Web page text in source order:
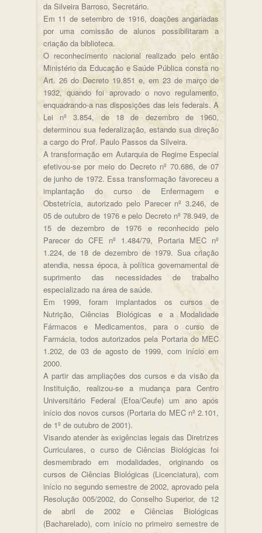
da Silveira Barroso, Secretário.
Em 11 de setembro de 1916, doações angariadas
por uma comissão de alunos possibilitaram a
criação da biblioteca.
O reconhecimento nacional realizado pelo então
Ministério da Educação e Saúde Pública consta no
Art. 26 do Decreto 19.851 e, em 23 de março de
1932, quando foi aprovado o novo regulamento,
enquadrando-a nas disposições das leis federais. A
Lei nº 3.854, de 18 de dezembro de 1960,
determinou sua federalização, estando sua direção
a cargo do Prof. Paulo Passos da Silveira.
A transformação em Autarquia de Regime Especial
efetivou-se por meio do Decreto nº 70.686, de 07
de junho de 1972. Essa transformação favoreceu a
implantação do curso de Enfermagem e
Obstetrícia, autorizado pelo Parecer nº 3.246, de
05 de outubro de 1976 e pelo Decreto nº 78.949, de
15 de dezembro de 1976 e reconhecido pelo
Parecer do CFE nº 1.484/79, Portaria MEC nº
1.224, de 18 de dezembro de 1979. Sua criação
atendia, nessa época, à política governamental de
suprimento das necessidades de trabalho
especializado na área de saúde.
Em 1999, foram implantados os cursos de
Nutrição, Ciências Biológicas e a Modalidade
Fármacos e Medicamentos, para o curso de
Farmácia, todos autorizados pela Portaria do MEC
1.202, de 03 de agosto de 1999, com início em
2000.
A partir das ampliações dos cursos e da visão da
Instituição, realizou-se a mudança para Centro
Universitário Federal (Efoa/Ceufe) um ano após
início dos novos cursos (Portaria do MEC nº 2.101,
de 1º de outubro de 2001).
Visando atender às exigências legais das Diretrizes
Curriculares, o curso de Ciências Biológicas foi
desmembrado em modalidades, originando os
cursos de Ciências Biológicas (Licenciatura), com
início no segundo semestre de 2002, aprovado pela
Resolução 005/2002, do Conselho Superior, de 12
de abril de 2002 e Ciências Biológicas
(Bacharelado), com início no primeiro semestre de